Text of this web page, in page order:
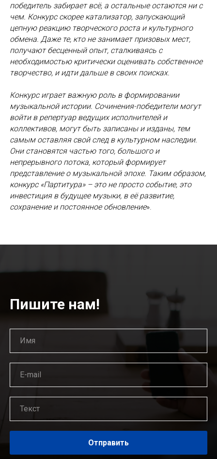
победитель забирает всё, а остальные остаются ни с
чем. Конкурс скорее катализатор, запускающий
цепную реакцию творческого роста и культурного
обмена. Даже те, кто не занимает призовых мест,
получают бесценный опыт, сталкиваясь с
необходимостью критически оценивать собственное
творчество, и идти дальше в своих поисках.
Конкурс играет важную роль в формировании
музыкальной истории. Сочинения-победители могут
войти в репертуар ведущих исполнителей и
коллективов, могут быть записаны и изданы, тем
самым оставляя свой след в культурном наследии.
Они становятся частью того, большого и
непрерывного потока, который формирует
представление о музыкальной эпохе. Таким образом,
конкурс «Партитура» – это не просто событие, это
инвестиция в будущее музыки, в её развитие,
сохранение и постоянное обновление».
Пишите нам!
Отправить